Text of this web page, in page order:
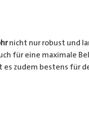
nicht nur robust und
für eine maximale
zudem bestens für